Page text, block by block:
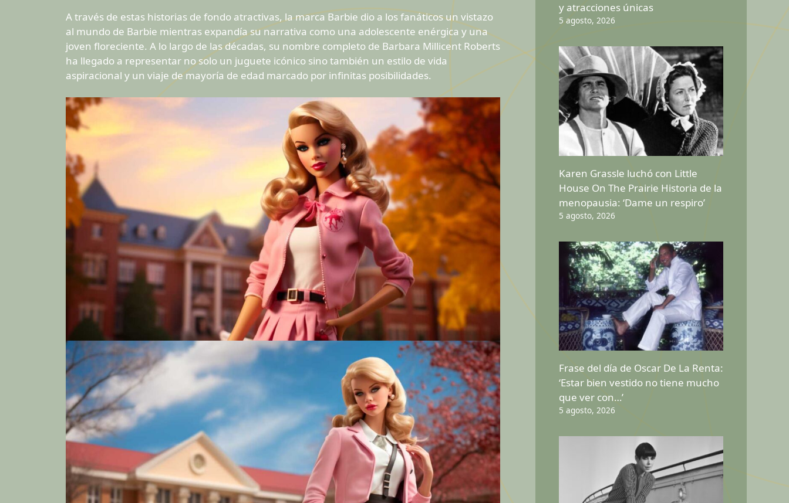
A través de estas historias de fondo atractivas, la marca Barbie dio a los fanáticos un vistazo
al mundo de Barbie mientras expandía su narrativa como una adolescente enérgica y una
joven floreciente. A lo largo de las décadas, su nombre completo de Barbara Millicent Roberts
ha llegado a representar no solo un juguete icónico sino también un estilo de vida
aspiracional y un viaje de mayoría de edad marcado por infinitas posibilidades.
y atracciones únicas
5 agosto, 2026
Karen Grassle luchó con Little
House On The Prairie Historia de la
menopausia: ‘Dame un respiro’
5 agosto, 2026
Frase del día de Oscar De La Renta:
‘Estar bien vestido no tiene mucho
que ver con…’
5 agosto, 2026